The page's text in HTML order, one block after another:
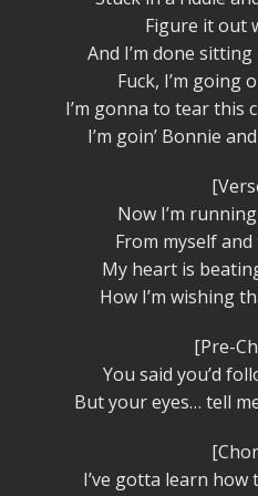
Figure it out
And I’m done
Fuck, I’m going
I’m gonna to tear this
I’m goin’ Bonnie
Now I’m
From myself
My heart is
How I’m wishing
[Pre-
You said you’d
But your eyes… tell
I’ve gotta learn